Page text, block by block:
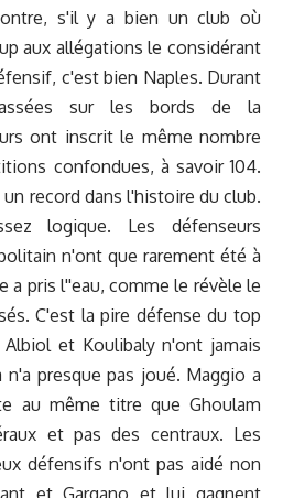
s'il y a bien un club où
aux allégations le considérant
c'est bien Naples. Durant
sur les bords de la
ont inscrit le même nombre
confondues, à savoir 104.
record dans l'histoire du club.
logique. Les défenseurs
n'ont que rarement été à
a pris l''eau, comme le révèle le
C'est la pire défense du top
Albiol et Koulibaly n'ont jamais
presque pas joué. Maggio a
au même titre que Ghoulam
et pas des centraux. Les
défensifs n'ont pas aidé non
et Gargano et lui gagnent